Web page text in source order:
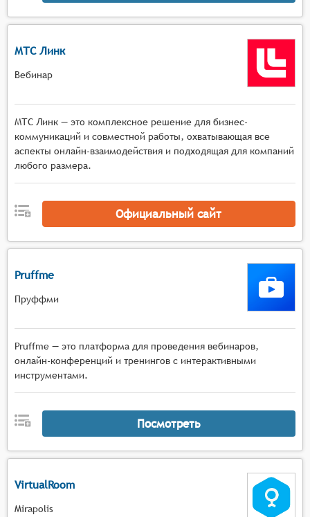
возможностью комментирования материалов в
МТС Линк
Вебинар
МТС Линк — это комплексное решение для бизнес-
коммуникаций и совместной работы, охватывающая все
аспекты онлайн-взаимодействия и подходящая для компаний
любого размера.
Официальный сайт
Pruffme
Пруффми
Pruffme — это платформа для проведения вебинаров,
онлайн-конференций и тренингов с интерактивными
инструментами.
Посмотреть
VirtualRoom
Mirapolis